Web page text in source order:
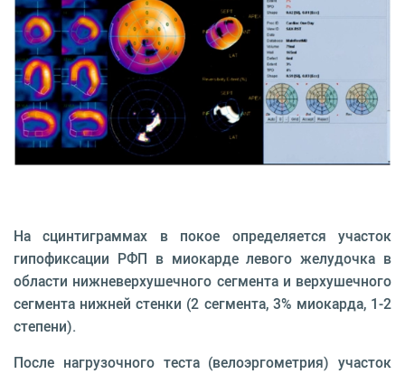
На сцинтиграммах в покое определяется участок
гипофиксации РФП в миокарде левого желудочка в
области нижневерхушечного сегмента и верхушечного
сегмента нижней стенки (2 сегмента, 3% миокарда, 1-2
степени).
После нагрузочного теста (велоэргометрия) участок